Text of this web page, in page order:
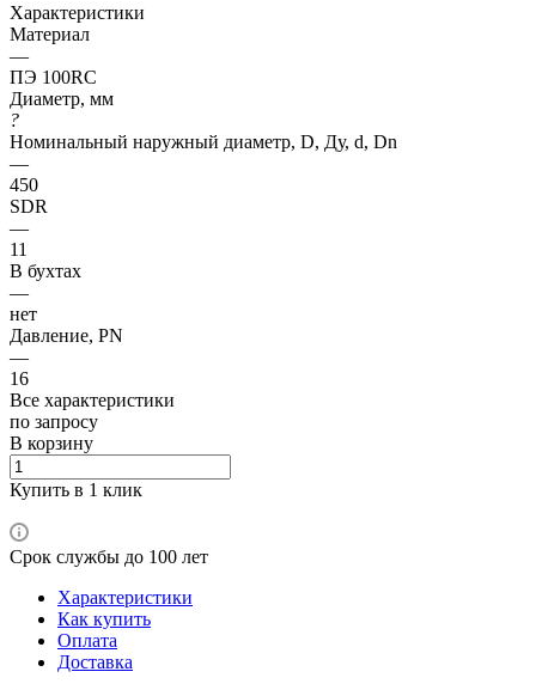
Характеристики
Материал
—
ПЭ 100RC
Диаметр, мм
?
Номинальный наружный диаметр, D, Ду, d, Dn
—
450
SDR
—
11
В бухтах
—
нет
Давление, PN
—
16
Все характеристики
по запросу
В корзину
Купить в 1 клик
Срок службы до 100 лет
Характеристики
Как купить
Оплата
Доставка